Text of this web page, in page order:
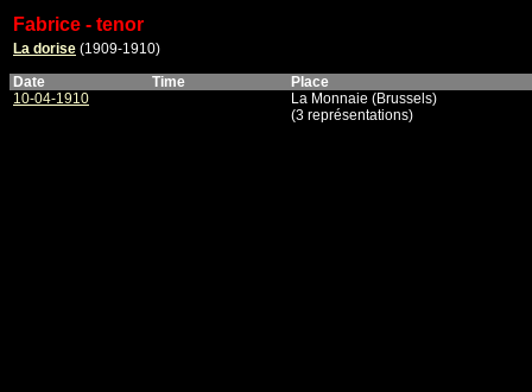
Fabrice - tenor
La dorise (1909-1910)
Date
Time
Place
10-04-1910
La Monnaie (Brussels)
(3 représentations)